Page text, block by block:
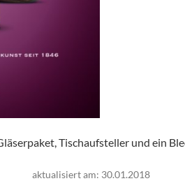
Tischaufsteller und ein
aktualisiert am: 30.01.2018